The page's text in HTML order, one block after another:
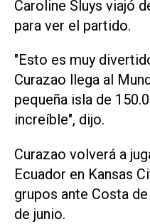
Caroline Sluys viajó
para ver el partido.
"Esto es ‌muy
Curazao llega al
pequeña isla de
increíble", ⁠dijo.
Curazao volverá a
Ecuador en Kansas
grupos ante Costa
de junio.